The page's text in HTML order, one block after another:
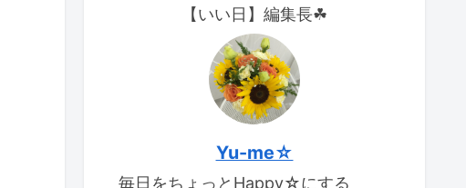
【いい日】編集長☘
Yu-me☆
毎日をちょっとHappy☆にする